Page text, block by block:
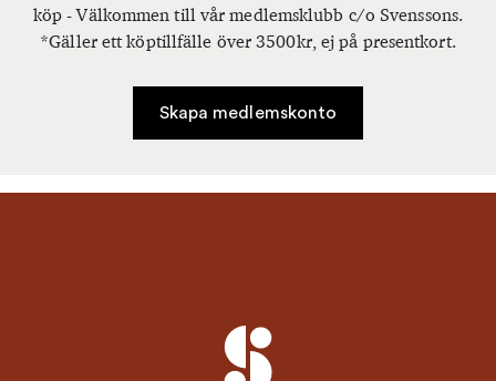
köp - Välkommen till vår medlemsklubb c/o Svenssons.
*Gäller ett köptillfälle över 3500kr, ej på presentkort.
Skapa medlemskonto